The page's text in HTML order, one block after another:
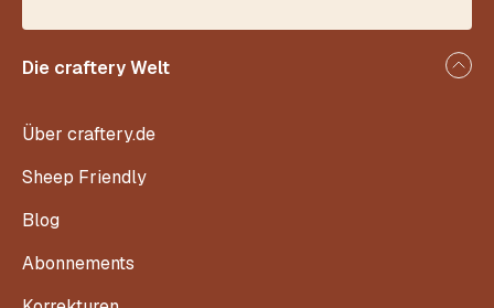
Die craftery Welt
Über craftery.de
Sheep Friendly
Blog
Abonnements